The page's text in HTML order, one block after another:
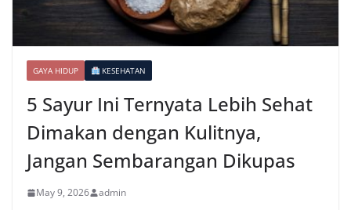
GAYA HIDUP KESEHATAN
5 Sayur Ini Ternyata Lebih Sehat
Dimakan dengan Kulitnya,
Jangan Sembarangan Dikupas
May 9, 2026 admin